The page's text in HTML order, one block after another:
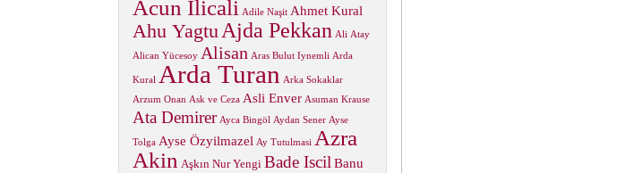
Acun Ilicali Adile Naşit Ahmet Kural
Ahu Yagtu Ajda Pekkan Ali Atay
Alican Yücesoy Alisan Aras Bulut Iynemli Arda
Kural Arda Turan Arka Sokaklar
Arzum Onan Ask ve Ceza Asli Enver Asuman Krause
Ata Demirer Ayca Bingöl Aydan Sener Ayse
Tolga Ayse Özyilmazel Ay Tutulmasi Azra
Akin Aşkın Nur Yengi Bade Iscil Banu